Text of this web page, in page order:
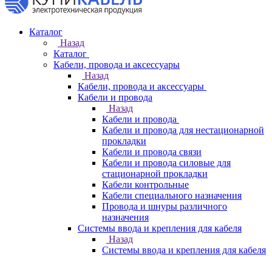
Каталог
Назад
Каталог
Кабели, провода и аксессуары
Назад
Кабели, провода и аксессуары
Кабели и провода
Назад
Кабели и провода
Кабели и провода для нестационарной
прокладки
Кабели и провода связи
Кабели и провода силовые для
стационарной прокладки
Кабели контрольные
Кабели специального назначения
Провода и шнуры различного
назначения
Системы ввода и крепления для кабеля
Назад
Системы ввода и крепления для кабеля